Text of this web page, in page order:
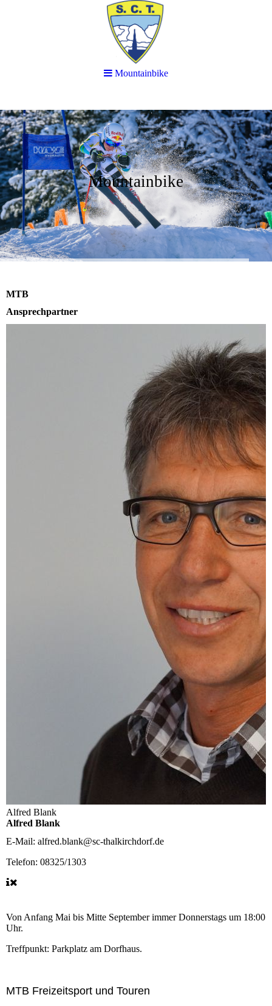
Mountainbike
MTB
Ansprechpartner
Alfred Blank
Alfred Blank
E-Mail: alfred.blank@sc-thalkirchdorf.de
Telefon: 08325/1303
Von Anfang Mai bis Mitte September immer Donnerstags um 18:00
Uhr.
Treffpunkt: Parkplatz am Dorfhaus.
MTB Freizeitsport und Touren
Mountainbike